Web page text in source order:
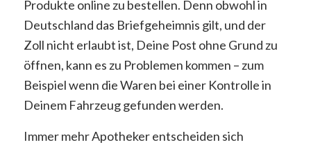
Produkte online zu bestellen. Denn obwohl in
Deutschland das Briefgeheimnis gilt, und der
Zoll nicht erlaubt ist, Deine Post ohne Grund zu
öffnen, kann es zu Problemen kommen – zum
Beispiel wenn die Waren bei einer Kontrolle in
Deinem Fahrzeug gefunden werden.
Immer mehr Apotheker entscheiden sich